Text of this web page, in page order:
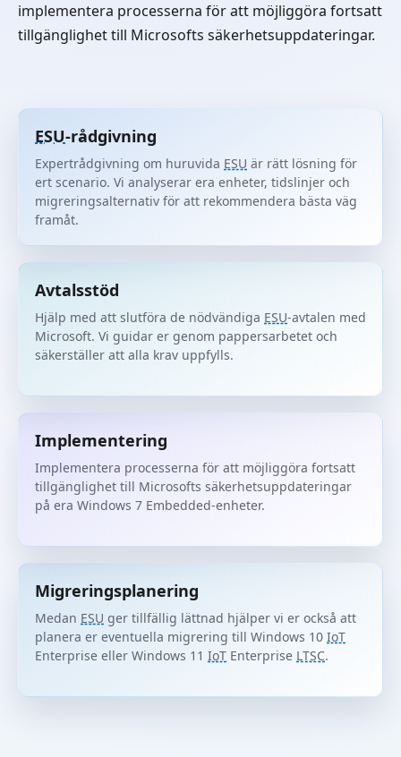
implementera processerna för att möjliggöra fortsatt
tillgänglighet till Microsofts säkerhetsuppdateringar.
ESU-rådgivning
Expertrådgivning om huruvida ESU är rätt lösning för
ert scenario. Vi analyserar era enheter, tidslinjer och
migreringsalternativ för att rekommendera bästa väg
framåt.
Avtalsstöd
Hjälp med att slutföra de nödvändiga ESU-avtalen med
Microsoft. Vi guidar er genom pappersarbetet och
säkerställer att alla krav uppfylls.
Implementering
Implementera processerna för att möjliggöra fortsatt
tillgänglighet till Microsofts säkerhetsuppdateringar
på era Windows 7 Embedded-enheter.
Migreringsplanering
Medan ESU ger tillfällig lättnad hjälper vi er också att
planera er eventuella migrering till Windows 10 IoT
Enterprise eller Windows 11 IoT Enterprise LTSC.